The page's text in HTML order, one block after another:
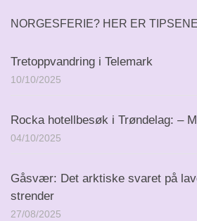
NORGESFERIE? HER ER TIPSENE
Tretoppvandring i Telemark
10/10/2025
Rocka hotellbesøk i Trøndelag: –
04/10/2025
Gåsvær: Det arktiske svaret på
strender
27/08/2025